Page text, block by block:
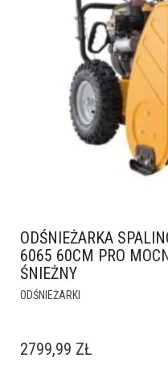
ODŚNIEŻARKA
6065 60CM PRO
ŚNIEŻNY
ODŚNIEŻARKI
2799,99 ZŁ